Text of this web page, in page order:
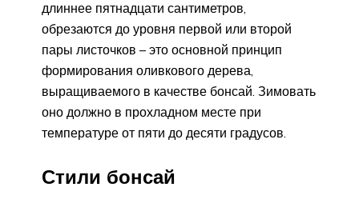
длиннее пятнадцати сантиметров,
обрезаются до уровня первой или второй
пары листочков – это основной принцип
формирования оливкового дерева,
выращиваемого в качестве бонсай. Зимовать
оно должно в прохладном месте при
температуре от пяти до десяти градусов.
Стили бонсай